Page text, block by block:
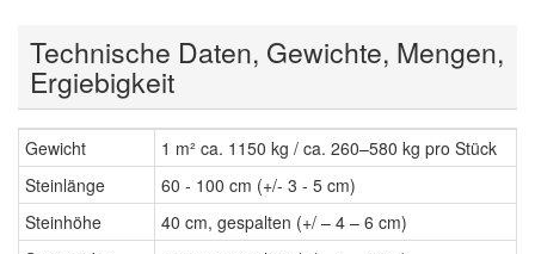
Technische Daten, Gewichte, Mengen,
Ergiebigkeit
Gewicht
1 m² ca. 1150 kg / ca. 260–580 kg pro Stück
Steinlänge
60 - 100 cm (+/- 3 - 5 cm)
Steinhöhe
40 cm, gespalten (+/ – 4 – 6 cm)